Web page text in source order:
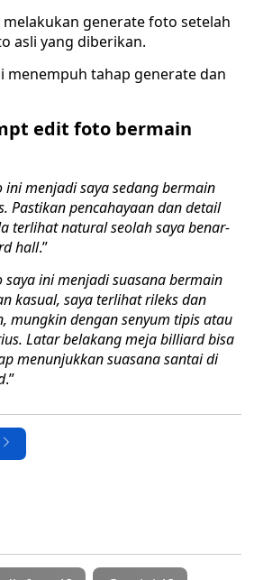
melakukan generate foto setelah
asli yang diberikan.
menempuh tahap generate dan
edit foto bermain
ini menjadi saya sedang bermain
Pastikan pencahayaan dan detail
terlihat natural seolah saya benar-
hall.”
saya ini menjadi suasana bermain
kasual, saya terlihat rileks dan
mungkin dengan senyum tipis atau
Latar belakang meja billiard bisa
menunjukkan suasana santai di
.”